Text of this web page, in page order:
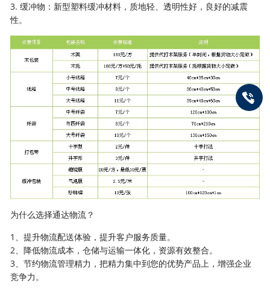
3. 缓冲物：新型塑料缓冲材料，质地轻、透明性好，良好的减震
性。
为什么选择通达物流？
1、提升物流配送体验，提升客户服务质量。
2、降低物流成本，仓储与运输一体化，资源有效整合。
3、节约物流管理精力，把精力集中到您的优势产品上，增强企业
竞争力。